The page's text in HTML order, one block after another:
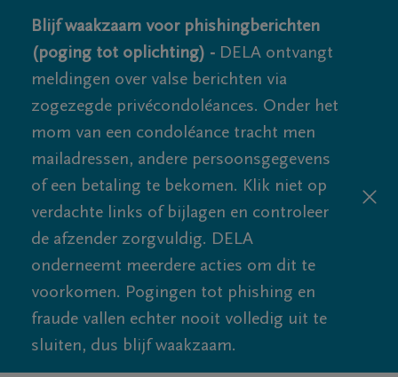
Blijf waakzaam voor phishingberichten
(poging tot oplichting) - DELA ontvangt
meldingen over valse berichten via
zogezegde privécondoléances. Onder het
mom van een condoléance tracht men
mailadressen, andere persoonsgegevens
of een betaling te bekomen. Klik niet op
verdachte links of bijlagen en controleer
de afzender zorgvuldig. DELA
onderneemt meerdere acties om dit te
voorkomen. Pogingen tot phishing en
fraude vallen echter nooit volledig uit te
sluiten, dus blijf waakzaam.